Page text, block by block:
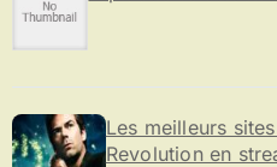
Les meilleurs
Revolution en